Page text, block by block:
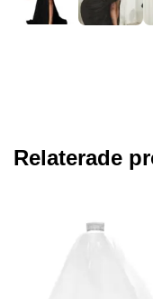
Relaterade